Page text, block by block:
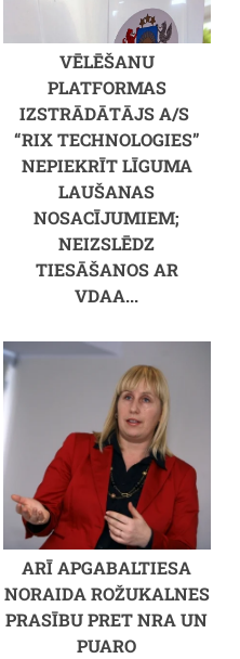
VĒLĒŠANU
PLATFORMAS
IZSTRĀDĀTĀJS A/S
“RIX TECHNOLOGIES”
NEPIEKRĪT LĪGUMA
LAUŠANAS
NOSACĪJUMIEM;
NEIZSLĒDZ
TIESĀŠANOS AR
VDAA...
ARĪ APGABALTIESA
NORAIDA ROŽUKALNES
PRASĪBU PRET NRA UN
PUARO